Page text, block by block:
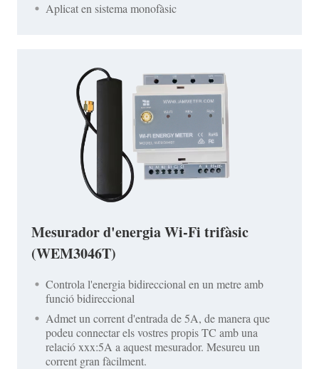
Aplicat en sistema monofàsic
Mesurador d'energia Wi-Fi trifàsic
(WEM3046T)
Controla l'energia bidireccional en un metre amb
funció bidireccional
Admet un corrent d'entrada de 5A, de manera que
podeu connectar els vostres propis TC amb una
relació xxx:5A a aquest mesurador. Mesureu un
corrent gran fàcilment.